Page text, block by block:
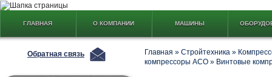
ГЛАВНАЯ О КОМПАНИИ МАШИНЫ
Обратная связь Главная » Стройтехника »
компрессоры АСО » Винтовые